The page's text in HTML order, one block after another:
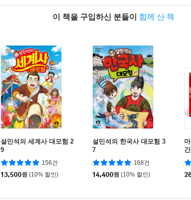
이 책을 구입하신 분들이 함께 산 책
설민석의 세계사 대모험 2
9
156건
13,500원 (10% 할인)
설민석의 한국사 대모험 3
7
168건
14,400원 (10% 할인)